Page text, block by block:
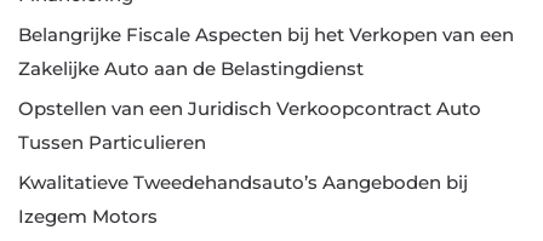
Belangrijke Fiscale Aspecten bij het Verkopen van een
Zakelijke Auto aan de Belastingdienst
Opstellen van een Juridisch Verkoopcontract Auto
Tussen Particulieren
Kwalitatieve Tweedehandsauto’s Aangeboden bij
Izegem Motors